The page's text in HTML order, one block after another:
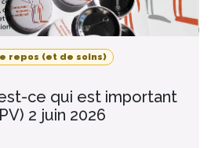
repos (et de soins)
ce qui est important
2 juin 2026